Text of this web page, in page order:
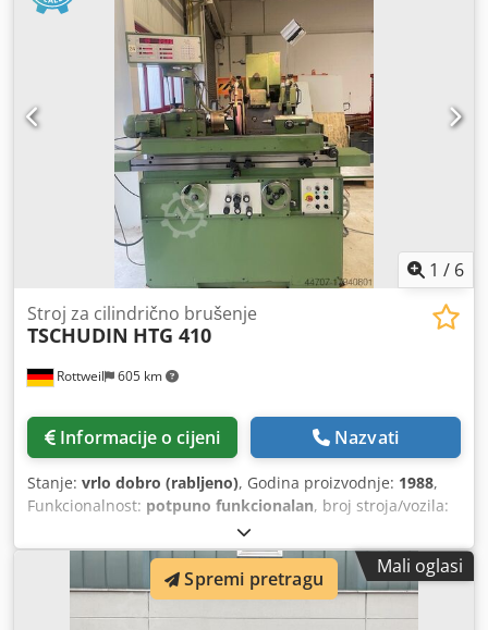
(ciklično kontrolirano) - "Memorija obratka" SPS-PRO za
10/15/30/50 obratka - Staklena ljestvica u X i Z osi - Okretni
unutarnji uređaj za brušenje - Motorno vreteno za uređaj
za unutarnje brušenje - Vanjsko brusno vreteno
frekventnog pretvarača - Vreteno za unutarnje brušenje
frekvencijskog pretvarača - Senzori za brušenje - Zaštita od
slučajnog dodira vanjskog brusnog vretena - Zaštitna vrata
- na ručni pogon - Prirubnica brusne ploče - LED točka s
fleksibilnom rukom - odgovarajući sustav rashladnog
1 / 6
Rottweil 605 km
Stroj za cilindrično brušenje
TSCHUDIN HTG 410
Informacije o cijeni Nazvati
Stanje: vrlo dobro (rabljeno), Godina proizvodnje: 1988,
Funkcionalnost: potpuno funkcionalan, broj stroja/vozila:
, širina u sredini:
promjer brušenja:299 mm, Novopridošli artikl 1
hidraulična univerzalna vanjska i unutarnja kružna
brusilica TSCHUDIN HTG 410 U Dwjdpfovdumbjx Af Sea -
Godina proizvodnje: 1988, dijelom revidirana 2026. - Visina
Mali oglasi
Spremi pretragu